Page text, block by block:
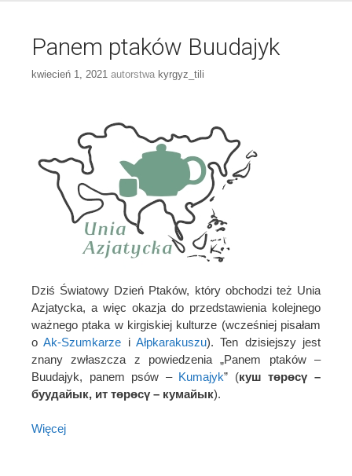
Panem ptaków Buudajyk
kwiecień 1, 2021 autorstwa kyrgyz_tili
Dziś Światowy Dzień Ptaków, który obchodzi też Unia
Azjatycka, a więc okazja do przedstawienia kolejnego
ważnego ptaka w kirgiskiej kulturze (wcześniej pisałam
oAk-Szumkarze iAłpkarakuszu). Ten dzisiejszy jest
znany zwłaszcza z powiedzenia „Panem ptaków –
Buudajyk, panem psów – Kumajyk” (куш төрөсү –
буудайык, ит төрөсү – кумайык).
Więcej